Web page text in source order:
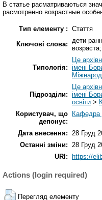
В статье расматриваються
расмотренно возрастные
Тип елементу : Стаття
Ключові слова: дети
Типологія:
Це
імені
Підрозділи:
Це
імені
освіти >
Користувач, що
депонує:
Кафедра
Дата внесення: 28 Груд
Останні зміни: 28 Груд
URI:
https://
Actions (login required)
Перегляд елементу